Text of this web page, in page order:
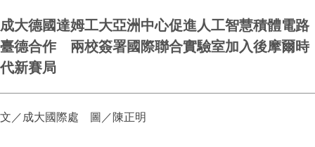
成大德國達姆工大亞洲中心促進人工智慧積體電路
臺德合作 兩校簽署國際聯合實驗室加入後摩爾時
代新賽局
文／成大國際處 圖／陳正明